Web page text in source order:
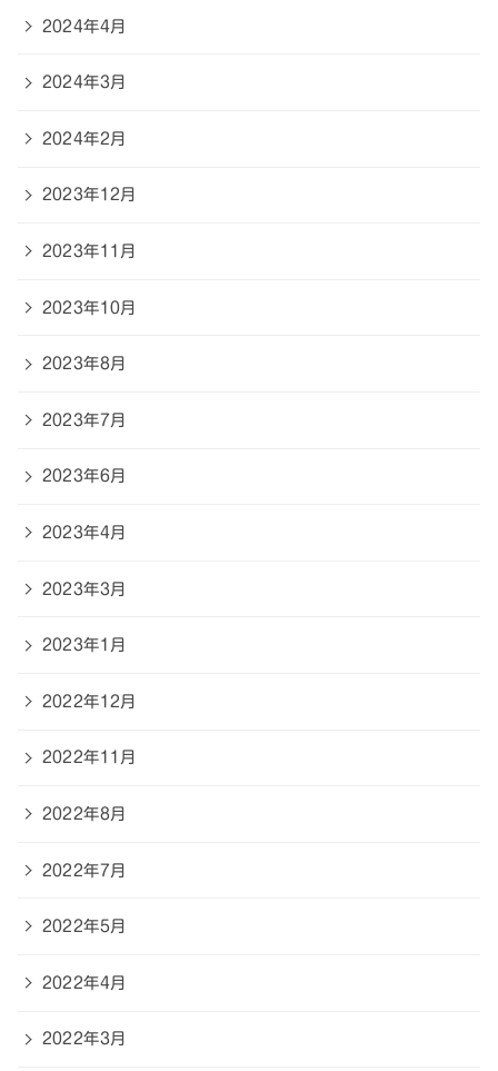
2024年4月
2024年3月
2024年2月
2023年12月
2023年11月
2023年10月
2023年8月
2023年7月
2023年6月
2023年4月
2023年3月
2023年1月
2022年12月
2022年11月
2022年8月
2022年7月
2022年5月
2022年4月
2022年3月